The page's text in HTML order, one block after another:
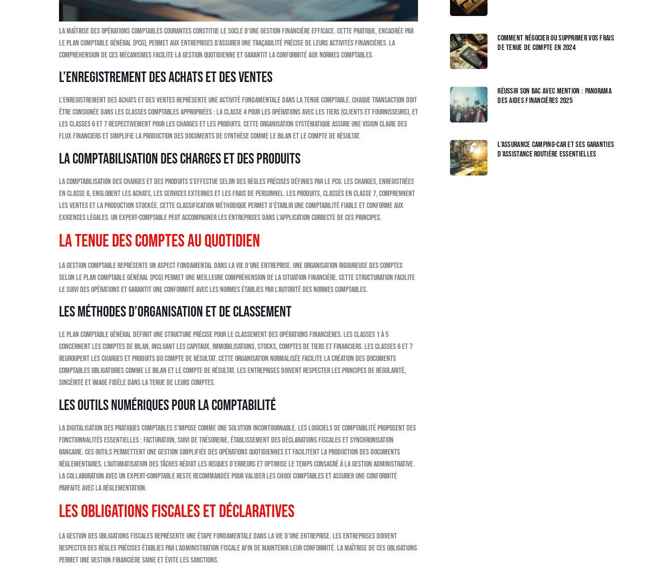
La maîtrise des opérations comptables courantes constitue le socle d’une gestion financière efficace. Cette pratique, encadrée par
le Plan Comptable Général (PCG), permet aux entreprises d’assurer une traçabilité précise de leurs activités financières. La
compréhension de ces mécanismes facilite la gestion quotidienne et garantit la conformité aux normes comptables.
L’enregistrement des achats et des ventes
L’enregistrement des achats et des ventes représente une activité fondamentale dans la tenue comptable. Chaque transaction doit
être consignée dans les classes comptables appropriées : la classe 4 pour les opérations avec les tiers (clients et fournisseurs), et
les classes 6 et 7 respectivement pour les charges et les produits. Cette organisation systématique assure une vision claire des
flux financiers et simplifie la production des documents de synthèse comme le bilan et le compte de résultat.
La comptabilisation des charges et des produits
La comptabilisation des charges et des produits s’effectue selon des règles précises définies par le PCG. Les charges, enregistrées
en classe 6, englobent les achats, les services externes et les frais de personnel. Les produits, classés en classe 7, comprennent
les ventes et la production stockée. Cette classification méthodique permet d’établir une comptabilité fiable et conforme aux
exigences légales. Un expert-comptable peut accompagner les entreprises dans l’application correcte de ces principes.
La tenue des comptes au quotidien
La gestion comptable représente un aspect fondamental dans la vie d’une entreprise. Une organisation rigoureuse des comptes
selon le Plan Comptable Général (PCG) permet une meilleure compréhension de la situation financière. Cette structuration facilite
le suivi des opérations et garantit une conformité avec les normes établies par l’Autorité des Normes Comptables.
Les méthodes d’organisation et de classement
Le Plan Comptable Général définit une structure précise pour le classement des opérations financières. Les classes 1 à 5
concernent les comptes de bilan, incluant les capitaux, immobilisations, stocks, comptes de tiers et financiers. Les classes 6 et 7
regroupent les charges et produits du compte de résultat. Cette organisation normalisée facilite la création des documents
comptables obligatoires comme le bilan et le compte de résultat. Les entreprises doivent respecter les principes de régularité,
sincérité et image fidèle dans la tenue de leurs comptes.
Les outils numériques pour la comptabilité
La digitalisation des pratiques comptables s’impose comme une solution incontournable. Les logiciels de comptabilité proposent des
fonctionnalités essentielles : facturation, suivi de trésorerie, établissement des déclarations fiscales et synchronisation
bancaire. Ces outils permettent une gestion simplifiée des opérations quotidiennes et facilitent la production des documents
réglementaires. L’automatisation des tâches réduit les risques d’erreurs et optimise le temps consacré à la gestion administrative.
La collaboration avec un expert-comptable reste recommandée pour valider les choix comptables et assurer une conformité
parfaite avec la réglementation.
Les obligations fiscales et déclaratives
La gestion des obligations fiscales représente une étape fondamentale dans la vie d’une entreprise. Les entreprises doivent
respecter des règles précises établies par l’administration fiscale afin de maintenir leur conformité. La maîtrise de ces obligations
permet une gestion financière saine et évite les sanctions.
Comment négocier ou supprimer vos frais
de tenue de compte en 2024
Réussir son bac avec mention : panorama
des aides financières 2025
L’assurance camping-car et ses garanties
d’assistance routière essentielles